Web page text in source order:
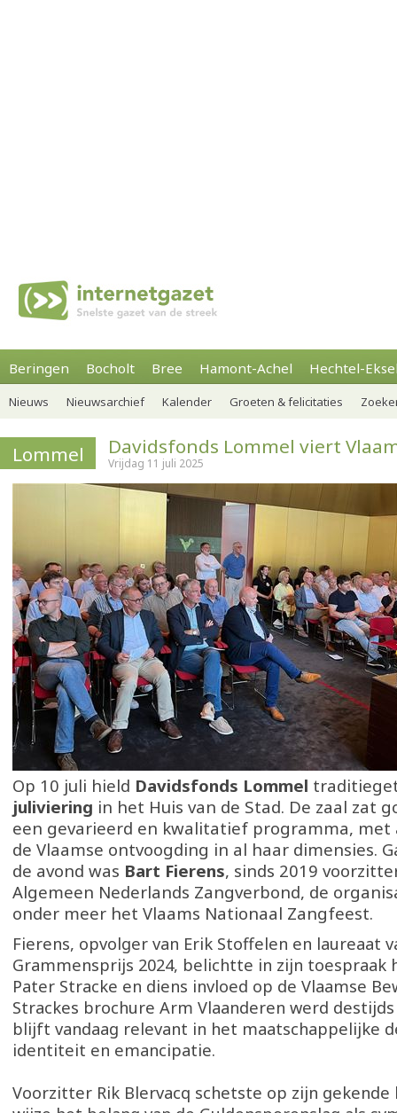
Beringen Bocholt Bree Hamont-Achel Hechtel-
Nieuws Nieuwsarchief Kalender Groeten & felicitaties
Lommel Davidsfonds Lommel viert
Vrijdag 11 juli 2025
Op 10 juli hield Davidsfonds Lommel
juliviering in het Huis van de Stad. De zaal zat
een gevarieerd en kwalitatief programma, met
de Vlaamse ontvoogding in al haar dimensies.
de avond was Bart Fierens, sinds 2019
Algemeen Nederlands Zangverbond, de
onder meer het Vlaams Nationaal Zangfeest.
Fierens, opvolger van Erik Stoffelen en laureaat
Grammensprijs 2024, belichtte in zijn toespraak
Pater Stracke en diens invloed op de Vlaamse
Strackes brochure Arm Vlaanderen werd
blijft vandaag relevant in het maatschappelijke
identiteit en emancipatie.
Voorzitter Rik Blervacq schetste op zijn gekende